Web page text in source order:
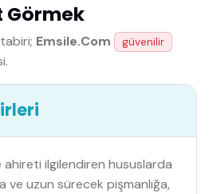
Görmek
Emsile.Com güvenilir
ahireti ilgilendiren hususlarda
ve uzun sürecek pişmanlığa,